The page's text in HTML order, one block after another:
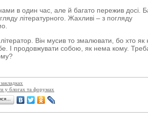
в один час, але й багато пережив досі.
літературного. Жахливі – з погляду
Він мусив то змалювати, бо хто як
І продовжувати собою, як нема кому.
у блогах та форумах